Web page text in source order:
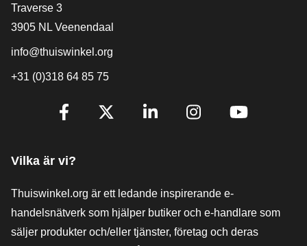
[_General:Contact]
Traverse 3
3905 NL Veenendaal
info@thuiswinkel.org
+31 (0)318 64 85 75
[_General:SocialMediaTitle]
Vilka är vi?
Thuiswinkel.org är ett ledande inspirerande e-
handelsnätverk som hjälper butiker och e-handlare som
säljer produkter och/eller tjänster, företag och deras